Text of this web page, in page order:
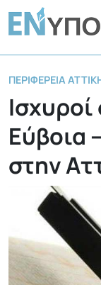
ΠΕΡΙΦΈΡΕΙΑ
Εύβοια
στην